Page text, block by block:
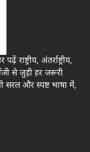
अंतर्राष्ट्रीय,
से जुड़ी हर जरूरी
और स्पष्ट भाषा में,